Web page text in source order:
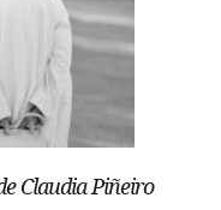
Claudia Piñeiro